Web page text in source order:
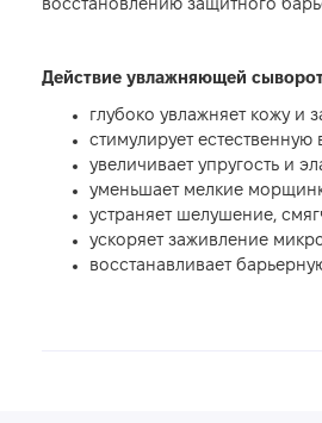
восстановлению защитного
Действие увлажняющей
глубоко увлажняет кожу и
стимулирует естественную
увеличивает упругость и
уменьшает мелкие
устраняет шелушение,
ускоряет заживление
восстанавливает